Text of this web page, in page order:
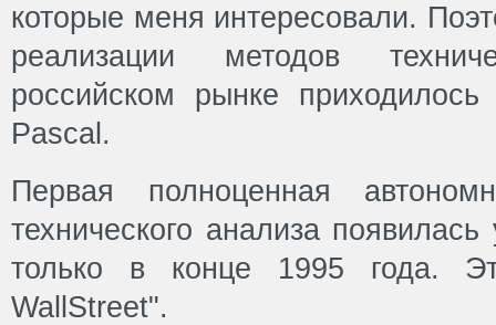
которые меня интересовали.
реализации методов
российском рынке
Pascal.
Первая полноценная
технического анализа
только в конце 1995 года.
WallStreet".